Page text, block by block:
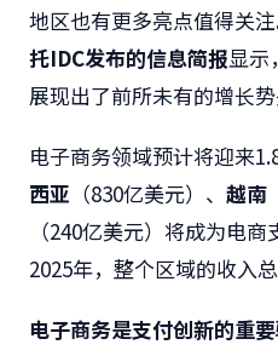
地区也有更多亮点值得关
托IDC发布的信息简报显示
展现出了前所未有的增长势
电子商务领域预计将迎来
西亚 （830亿美元）、 越南
（240亿美元）将成为电商
2025年，整个区域的收入
电子商务是支付创新的重